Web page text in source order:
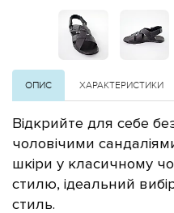
ОПИС ХАРАКТЕРИСТИКИ
Відкрийте для себе
чоловічими
шкіри у класичному
стилю, ідеальний
стиль.